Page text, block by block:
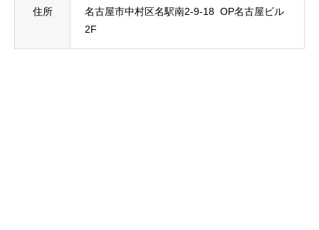
住所
名古屋市中村区名駅南2-9-18 OP名古屋ビル
2F